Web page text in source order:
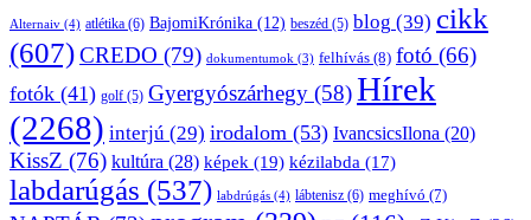
Alternaiv (4) atlétika (6) BajomiKrónika (12) beszéd (5) blog (39) cikk
(607)CREDO (79) dokumentumok (3) felhívás (8) fotó (66)
fotók (41) golf (5) Gyergyószárhegy (58)Hírek
(2268) interjú (29) irodalom (53) IvancsicsIlona (20)
KissZ (76) kultúra (28) képek (19) kézilabda (17)
labdarúgás (537) labdrúgás (4) lábtenisz (6) meghívó (7)